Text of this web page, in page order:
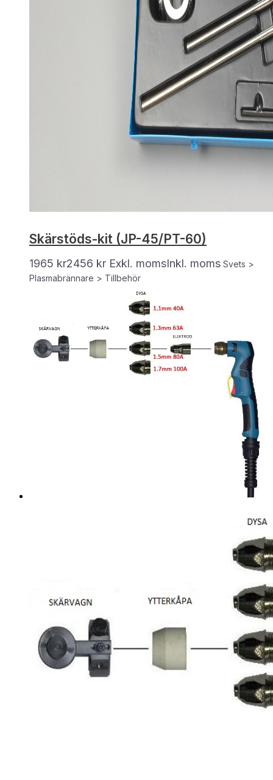
Skärstöds-kit (JP-45/PT-60)
1965 kr2456 kr Exkl. momsInkl. moms Svets >
Plasmabrännare > Tillbehör